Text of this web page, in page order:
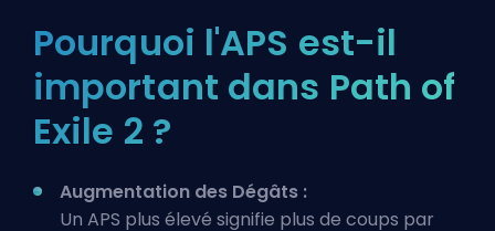
Pourquoi l'APS est-il
important dans Path of
Exile 2 ?
Augmentation des Dégâts :
Un APS plus élevé signifie plus de coups par